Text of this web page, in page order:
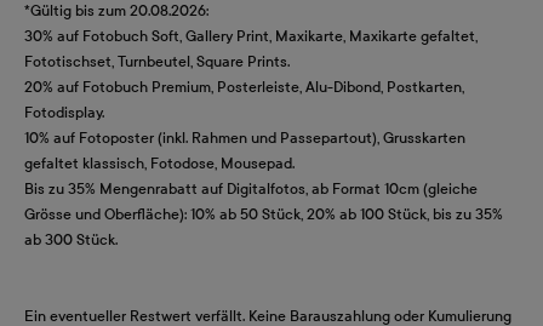
*Gültig bis zum 20.08.2026:
30% auf Fotobuch Soft, Gallery Print, Maxikarte, Maxikarte gefaltet,
Fototischset, Turnbeutel, Square Prints.
20% auf Fotobuch Premium, Posterleiste, Alu-Dibond, Postkarten,
Fotodisplay.
10% auf Fotoposter (inkl. Rahmen und Passepartout), Grusskarten
gefaltet klassisch, Fotodose, Mousepad.
Bis zu 35% Mengenrabatt auf Digitalfotos, ab Format 10cm (gleiche
Grösse und Oberfläche): 10% ab 50 Stück, 20% ab 100 Stück, bis zu 35%
ab 300 Stück.
Ein eventueller Restwert verfällt. Keine Barauszahlung oder Kumulierung